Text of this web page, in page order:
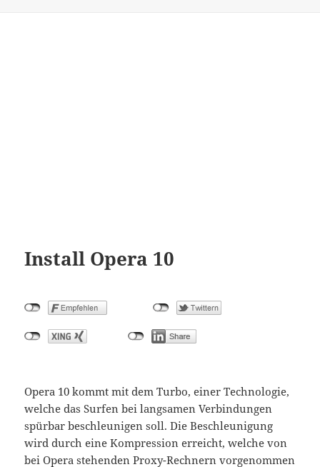
Install Opera 10
Opera 10 kommt mit dem Turbo, einer Technologie,
welche das Surfen bei langsamen Verbindungen
spürbar beschleunigen soll. Die Beschleunigung
wird durch eine Kompression erreicht, welche von
bei Opera stehenden Proxy-Rechnern vorgenommen